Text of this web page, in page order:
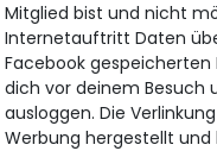
Mitglied bist und nicht
Internetauftritt Daten
Facebook
dich vor deinem Besuch
ausloggen. Die
Werbung hergestellt und